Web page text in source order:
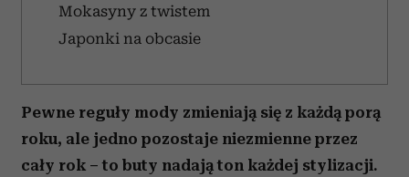
Mokasyny z twistem
Japonki na obcasie
Pewne reguły mody zmieniają się z każdą porą
roku, ale jedno pozostaje niezmienne przez
cały rok – to buty nadają ton każdej stylizacji.